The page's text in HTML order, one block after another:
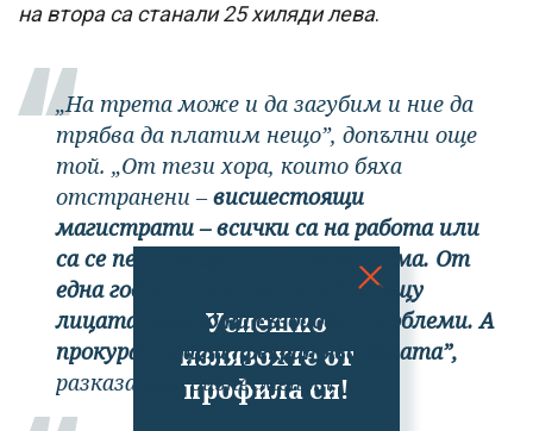
Успешно
излязохте от
профила си!
на втора са станали 25 хиляди лева.
„На трета може и да загубим и ние да
трябва да платим нещо”, допълни още
той. „От тези хора, които бяха
отстранени – висшестоящи
магистрати – всички са на работа или
са се пенсионирали. Виновен няма. От
една година пускаме жалби срещу
лицата, които ни създадоха проблеми. А
прокуратурата прекратява делата”,
разказа още бизнесменът.